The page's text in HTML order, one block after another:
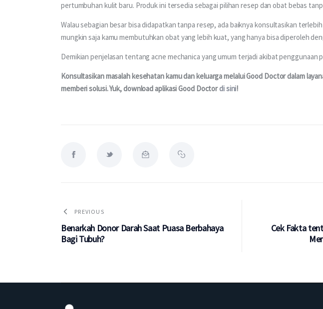
pertumbuhan kulit baru. Produk ini tersedia sebagai pilihan resep dan obat bebas
Walau sebagian besar bisa didapatkan tanpa resep, ada baiknya konsultasikan
mungkin saja kamu membutuhkan obat yang lebih kuat, yang hanya bisa diperoleh
Demikian penjelasan tentang acne mechanica yang umum terjadi akibat penggunaan
Konsultasikan masalah kesehatan kamu dan keluarga melalui Good Doctor dalam
memberi solusi. Yuk, download aplikasi Good Doctor di sini!
PREVIOUS
Benarkah Donor Darah Saat Puasa Berbahaya
Bagi Tubuh?
Cek Fakta